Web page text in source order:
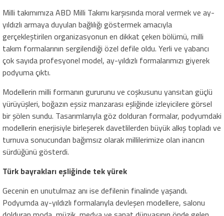
Milli takımımıza ABD Milli Takımı karşısında moral vermek ve ay-
yıldızlı armaya duyulan bağlılığı göstermek amacıyla
gerçekleştirilen organizasyonun en dikkat çeken bölümü, milli
takım formalarının sergilendiği özel defile oldu. Yerli ve yabancı
çok sayıda profesyonel model, ay-yıldızlı formalarımızı giyerek
podyuma çıktı.
Modellerin milli formanın gururunu ve coşkusunu yansıtan güçlü
yürüyüşleri, boğazın eşsiz manzarası eşliğinde izleyicilere görsel
bir şölen sundu. Tasarımlarıyla göz dolduran formalar, podyumdaki
modellerin enerjisiyle birleşerek davetlilerden büyük alkış topladı ve
turnuva sonucundan bağımsız olarak millilerimize olan inancın
sürdüğünü gösterdi.
Türk bayrakları eşliğinde tek yürek
Gecenin en unutulmaz anı ise defilenin finalinde yaşandı.
Podyumda ay-yıldızlı formalarıyla devleşen modellere, salonu